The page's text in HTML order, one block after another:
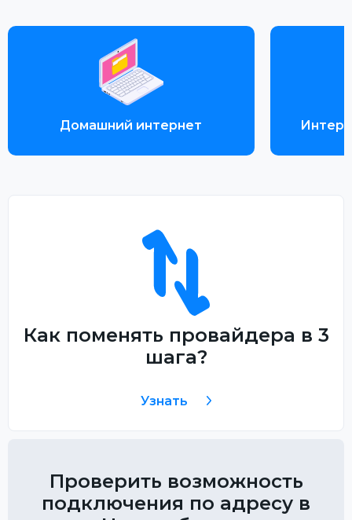
Домашний интернет
Как поменять провайдера в 3
шага?
Узнать
Проверить возможность
подключения по адресу в